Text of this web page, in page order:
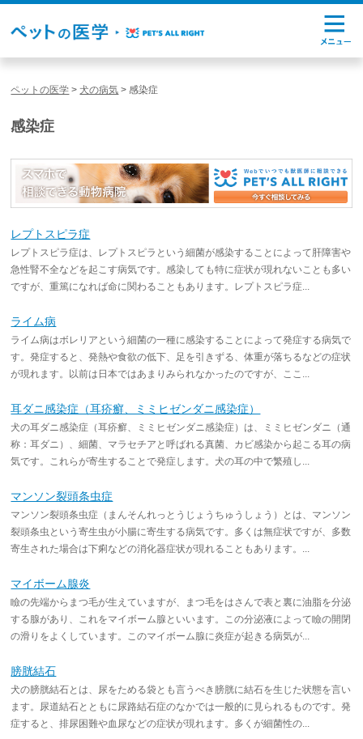
ペットの医学 >犬の病気 >感染症
感染症
レプトスピラ症
レプトスピラ症は、レプトスピラという細菌が感染することによって肝障害や
急性腎不全などを起こす病気です。感染しても特に症状が現れないことも多い
ですが、重篤になれば命に関わることもあります。レプトスピラ症...
ライム病
ライム病はボレリアという細菌の一種に感染することによって発症する病気で
す。発症すると、発熱や食欲の低下、足を引きずる、体重が落ちるなどの症状
が現れます。以前は日本ではあまりみられなかったのですが、ここ...
耳ダニ感染症（耳疥癬、ミミヒゼンダニ感染症）
犬の耳ダニ感染症（耳疥癬、ミミヒゼンダニ感染症）は、ミミヒゼンダニ（通
称：耳ダニ）、細菌、マラセチアと呼ばれる真菌、カビ感染から起こる耳の病
気です。これらが寄生することで発症します。犬の耳の中で繁殖し...
マンソン裂頭条虫症
マンソン裂頭条虫症（まんそんれっとうじょうちゅうしょう）とは、マンソン
裂頭条虫という寄生虫が小腸に寄生する病気です。多くは無症状ですが、多数
寄生された場合は下痢などの消化器症状が現れることもあります。...
マイボーム腺炎
瞼の先端からまつ毛が生えていますが、まつ毛をはさんで表と裏に油脂を分泌
する腺があり、これをマイボーム腺といいます。この分泌液によって瞼の開閉
の滑りをよくしています。このマイボーム腺に炎症が起きる病気が...
膀胱結石
犬の膀胱結石とは、尿をためる袋とも言うべき膀胱に結石を生じた状態を言い
ます。尿道結石とともに尿路結石症のなかでは一般的に見られるものです。発
症すると、排尿困難や血尿などの症状が現れます。多くが細菌性の...